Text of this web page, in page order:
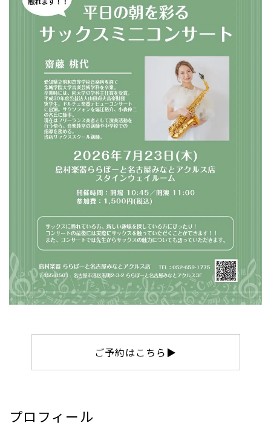
ご予約はこちら▶
プロフィール